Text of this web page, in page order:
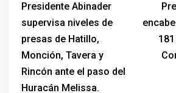
Presidente Abinader
supervisa niveles de
presas de Hatillo,
Monción, Tavera y
Rincón ante el paso del
Huracán Melissa.